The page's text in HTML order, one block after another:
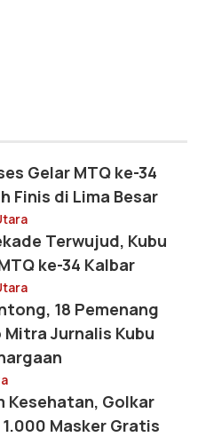
Gelar MTQ ke-34
Finis di Lima Besar
Terwujud, Kubu
ke-34 Kalbar
18 Pemenang
Jurnalis Kubu
Kesehatan, Golkar
Masker Gratis